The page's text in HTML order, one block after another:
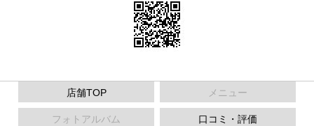
店舗TOP メニュー
フォトアルバム 口コミ・評価